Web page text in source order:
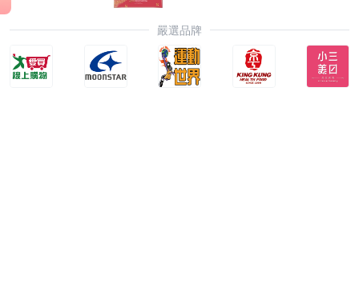
嚴選品牌